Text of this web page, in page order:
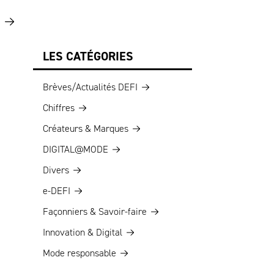
LES CATÉGORIES
Brèves/Actualités DEFI
Chiffres
Créateurs & Marques
DIGITAL@MODE
Divers
e-DEFI
Façonniers & Savoir-faire
Innovation & Digital
Mode responsable